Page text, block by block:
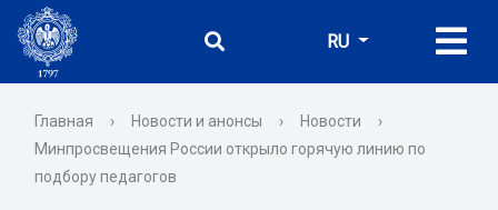
RU
Главная › Новости и анонсы › Новости
›
Минпросвещения России открыло горячую линию по
подбору педагогов